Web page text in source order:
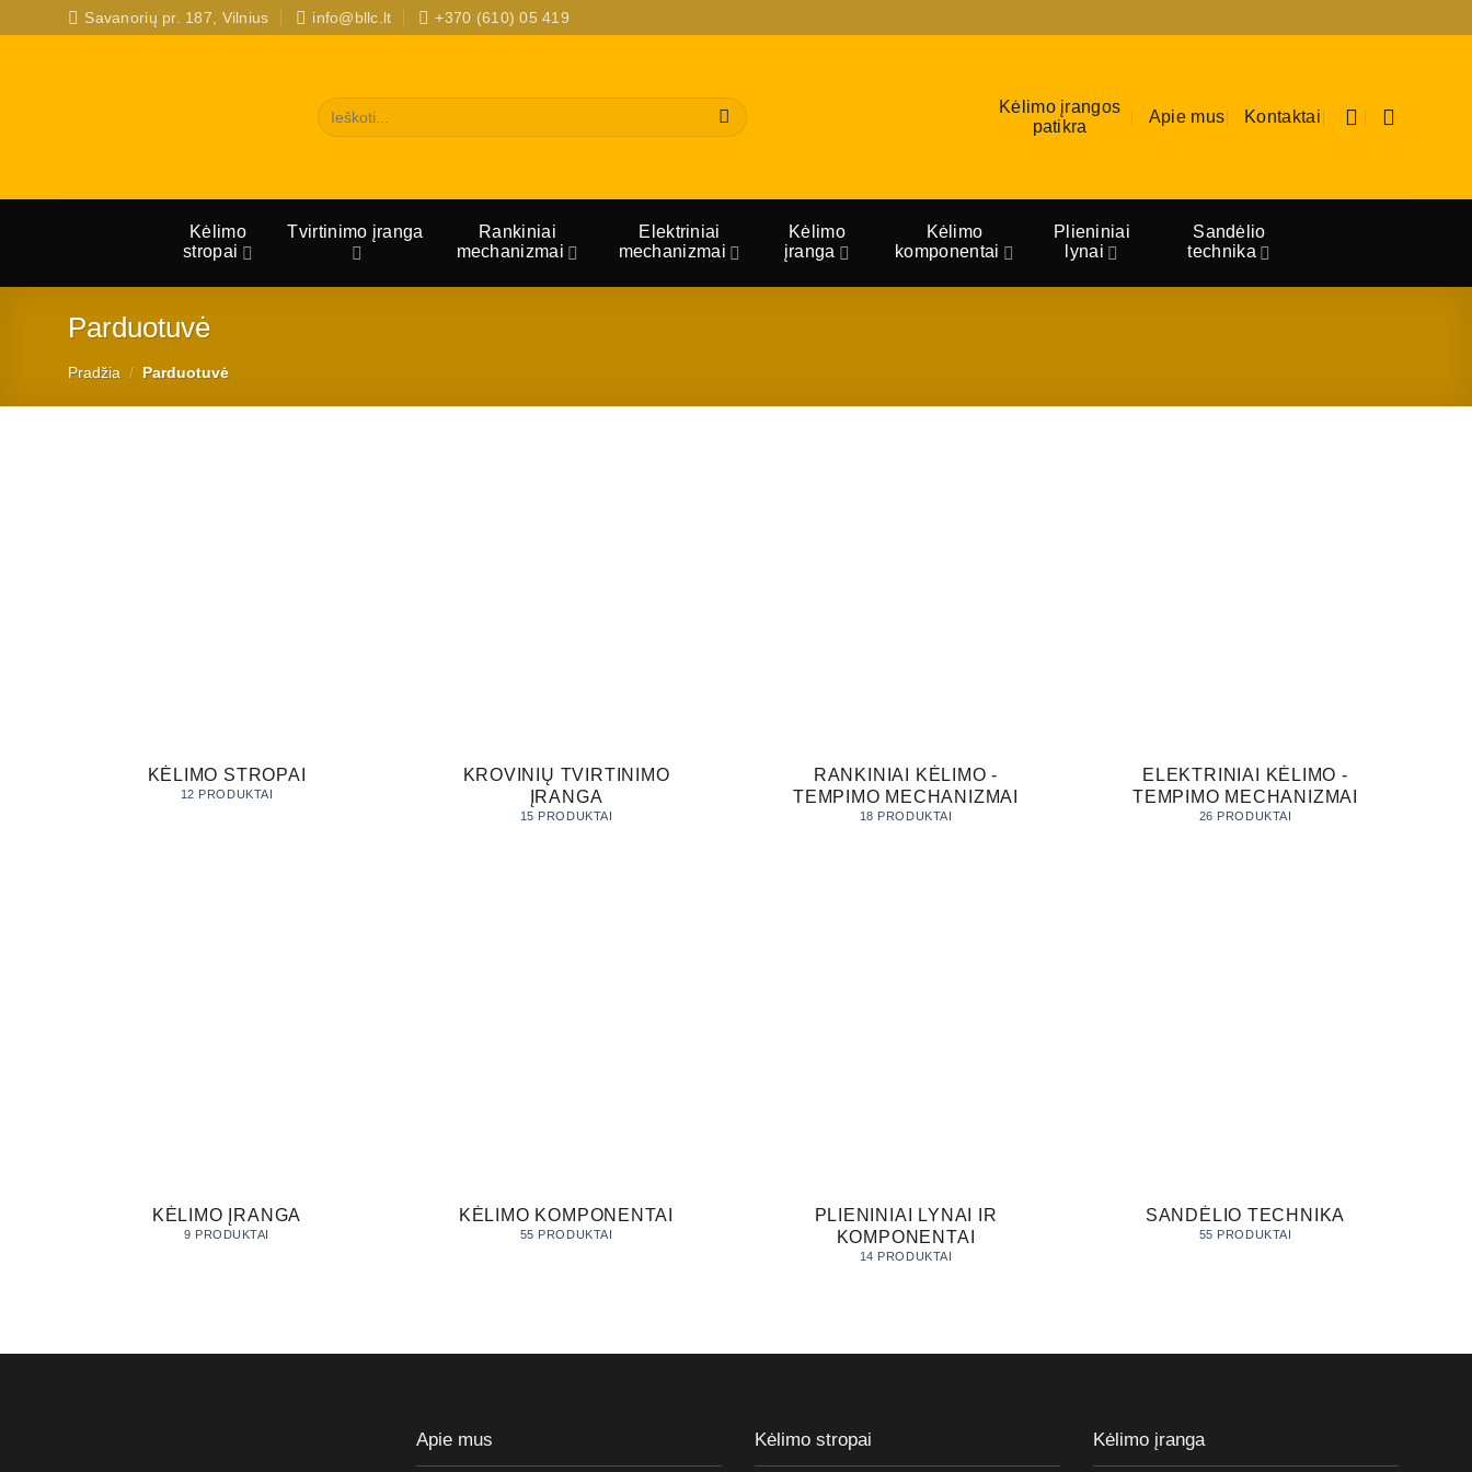
Savanorių pr. 187, Vilnius info@bllc.lt +370 (610) 05 419
Ieškoti:
Kėlimo įrangos
patikra
Apie mus Kontaktai
Kėlimo
stropai
Tvirtinimo įranga
Rankiniai
mechanizmai
Elektriniai
mechanizmai
Kėlimo
įranga
Kėlimo
komponentai
Plieniniai
lynai
Sandėlio
technika
Parduotuvė
Pradžia / Parduotuvė
KĖLIMO STROPAI
12 PRODUKTAI
KROVINIŲ TVIRTINIMO
ĮRANGA
15 PRODUKTAI
RANKINIAI KĖLIMO -
TEMPIMO MECHANIZMAI
18 PRODUKTAI
ELEKTRINIAI KĖLIMO -
TEMPIMO MECHANIZMAI
26 PRODUKTAI
KĖLIMO ĮRANGA
9 PRODUKTAI
KĖLIMO KOMPONENTAI
55 PRODUKTAI
PLIENINIAI LYNAI IR
KOMPONENTAI
14 PRODUKTAI
SANDĖLIO TECHNIKA
55 PRODUKTAI
Apie mus Kėlimo stropai Kėlimo įranga